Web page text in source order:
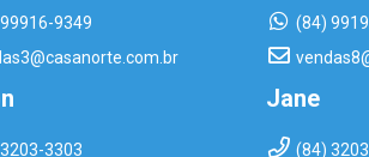
9349
(84)
3303
Jane
(84)